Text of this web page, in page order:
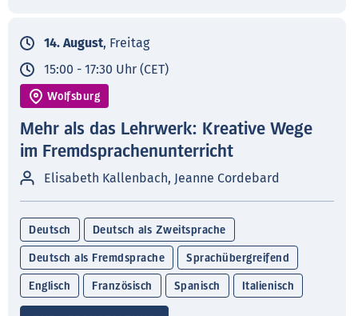
14. August, Freitag
15:00 - 17:30 Uhr (CET)
Wolfsburg
Mehr als das Lehrwerk: Kreative Wege
im Fremdsprachenunterricht
Elisabeth Kallenbach, Jeanne Cordebard
Deutsch Deutsch als Zweitsprache
Deutsch als Fremdsprache Sprachübergreifend
Englisch Französisch Spanisch Italienisch